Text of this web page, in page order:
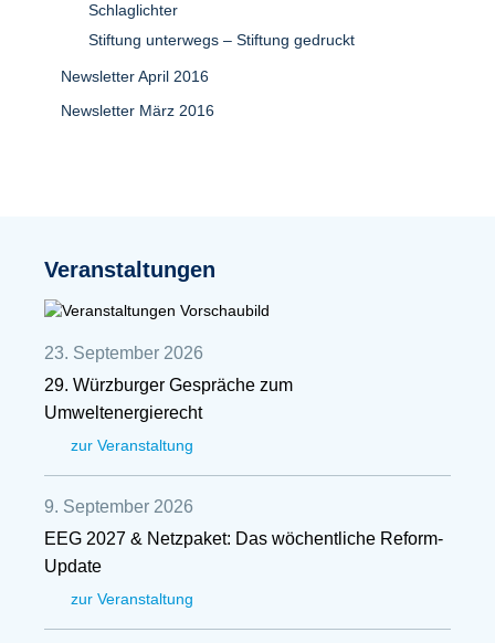
Schlaglichter
Stiftung unterwegs – Stiftung gedruckt
Newsletter April 2016
Newsletter März 2016
Veranstaltungen
23. September 2026
29. Würzburger Gespräche zum
Umweltenergierecht
zur Veranstaltung
9. September 2026
EEG 2027 & Netzpaket: Das wöchentliche Reform-
Update
zur Veranstaltung